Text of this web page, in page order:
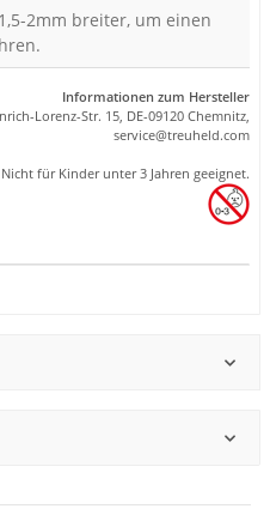
2mm breiter, um einen
Informationen zum Hersteller
Lorenz-Str. 15, DE-09120 Chemnitz,
service@treuheld.com
für Kinder unter 3 Jahren geeignet.